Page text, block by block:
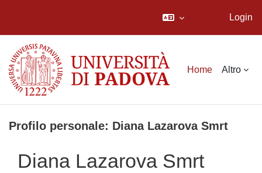
Login
Home Altro
Profilo personale: Diana Lazarova Smrt
Diana Lazarova Smrt